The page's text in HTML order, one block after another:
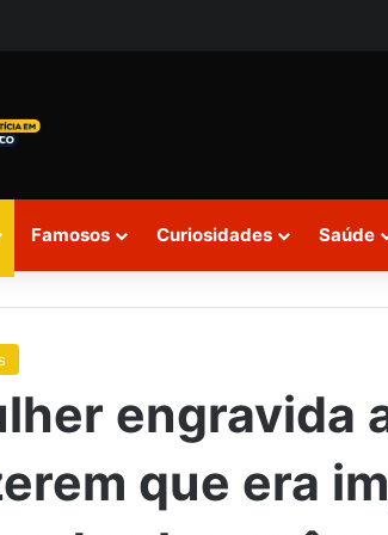
Famosos Curiosidades Saúde
engravida
que era